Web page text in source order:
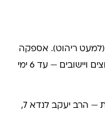
₪29, חינם מעל ₪299 (למעט ריהוט). אספקה
תוך 2-4 ימי עסקים. באזורים רחוקים, קיבוצים ויישובים — עד 6 ימי
בתיאום מראש, חינם מהחנות — הרב יעקב לנדא 7,